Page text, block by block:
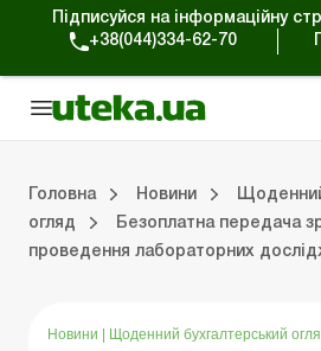
Підписуйся на інформаційну
+38(044)334-62-70
Головна Новини
огляд
Безоплатна передача
проведення лабораторних
Новини Щоденний бухгалтерський